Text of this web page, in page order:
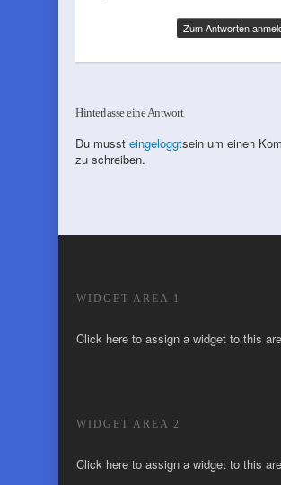
Zum Antworten
Hinterlasse eine Antwort
Du musst eingeloggtsein um einen
zu schreiben.
WIDGET AREA 1
Click here to assign a widget to this
WIDGET AREA 2
Click here to assign a widget to this